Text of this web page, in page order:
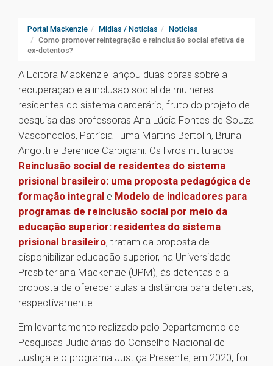
Portal Mackenzie Mídias / Notícias
Notícias
Como promover reintegração e reinclusão social efetiva de
ex-detentos?
A Editora Mackenzie lançou duas obras sobre a
recuperação e a inclusão social de mulheres
residentes do sistema carcerário, fruto do projeto de
pesquisa das professoras Ana Lúcia Fontes de Souza
Vasconcelos, Patrícia Tuma Martins Bertolin, Bruna
Angotti e Berenice Carpigiani. Os livros intitulados
Reinclusão social de residentes do sistema
prisional brasileiro: uma proposta pedagógica de
formação integral e Modelo de indicadores para
programas de reinclusão social por meio da
educação superior: residentes do sistema
prisional brasileiro, tratam da proposta de
disponibilizar educação superior, na Universidade
Presbiteriana Mackenzie (UPM), às detentas e a
proposta de oferecer aulas a distância para detentas,
respectivamente.
Em levantamento realizado pelo Departamento de
Pesquisas Judiciárias do Conselho Nacional de
Justiça e o programa Justiça Presente, em 2020, foi